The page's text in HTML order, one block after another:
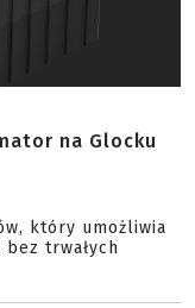
na Glocku
który umożliwia
trwałych